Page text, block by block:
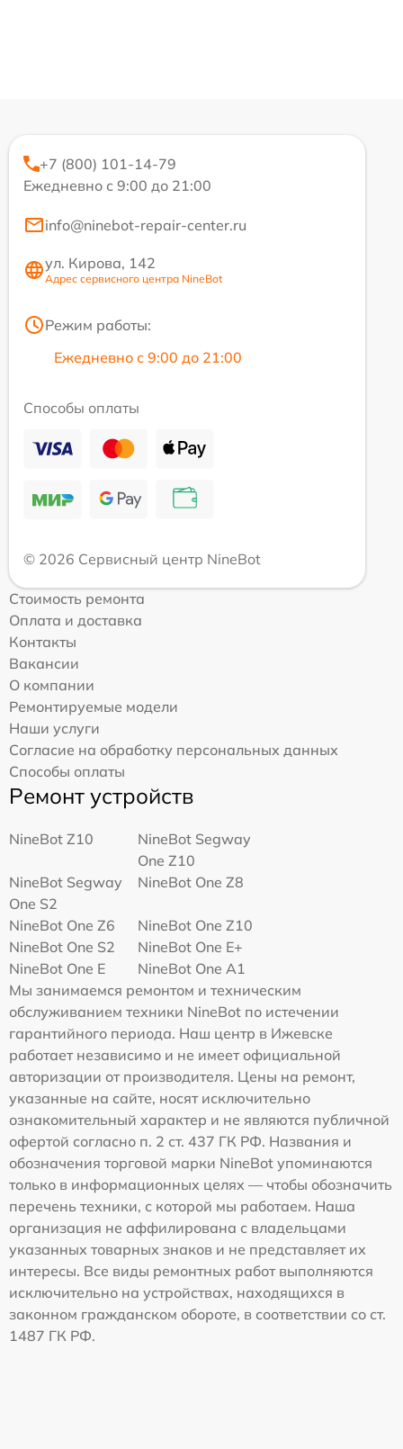
+7 (800) 101-14-79
Ежедневно с 9:00 до 21:00
info@ninebot-repair-center.ru
ул. Кирова, 142
Адрес сервисного центра NineBot
Режим работы:
Ежедневно с 9:00 до 21:00
Способы оплаты
© 2026 Сервисный центр NineBot
Стоимость ремонта
Оплата и доставка
Контакты
Вакансии
О компании
Ремонтируемые модели
Наши услуги
Согласие на обработку персональных данных
Способы оплаты
Ремонт устройств
NineBot Z10
NineBot Segway
One Z10
NineBot Segway
One S2
NineBot One Z8
NineBot One Z6
NineBot One Z10
NineBot One S2
NineBot One E+
NineBot One E
NineBot One A1
Мы занимаемся ремонтом и техническим
обслуживанием техники NineBot по истечении
гарантийного периода. Наш центр в Ижевске
работает независимо и не имеет официальной
авторизации от производителя. Цены на ремонт,
указанные на сайте, носят исключительно
ознакомительный характер и не являются публичной
офертой согласно п. 2 ст. 437 ГК РФ. Названия и
обозначения торговой марки NineBot упоминаются
только в информационных целях — чтобы обозначить
перечень техники, с которой мы работаем. Наша
организация не аффилирована с владельцами
указанных товарных знаков и не представляет их
интересы. Все виды ремонтных работ выполняются
исключительно на устройствах, находящихся в
законном гражданском обороте, в соответствии со ст.
1487 ГК РФ.